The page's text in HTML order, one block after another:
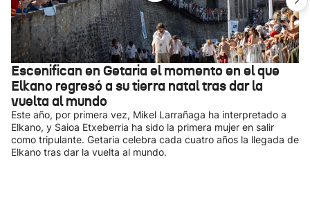
Escenifican en Getaria el momento en el que
Elkano regresó a su tierra natal tras dar la
vuelta al mundo
Este año, por primera vez, Mikel Larrañaga ha interpretado a
Elkano, y Saioa Etxeberria ha sido la primera mujer en salir
como tripulante. Getaria celebra cada cuatro años la llegada de
Elkano tras dar la vuelta al mundo.